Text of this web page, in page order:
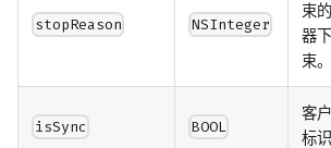
stopReason NSInteger
束
器
束。
isSync BOOL
客
标识